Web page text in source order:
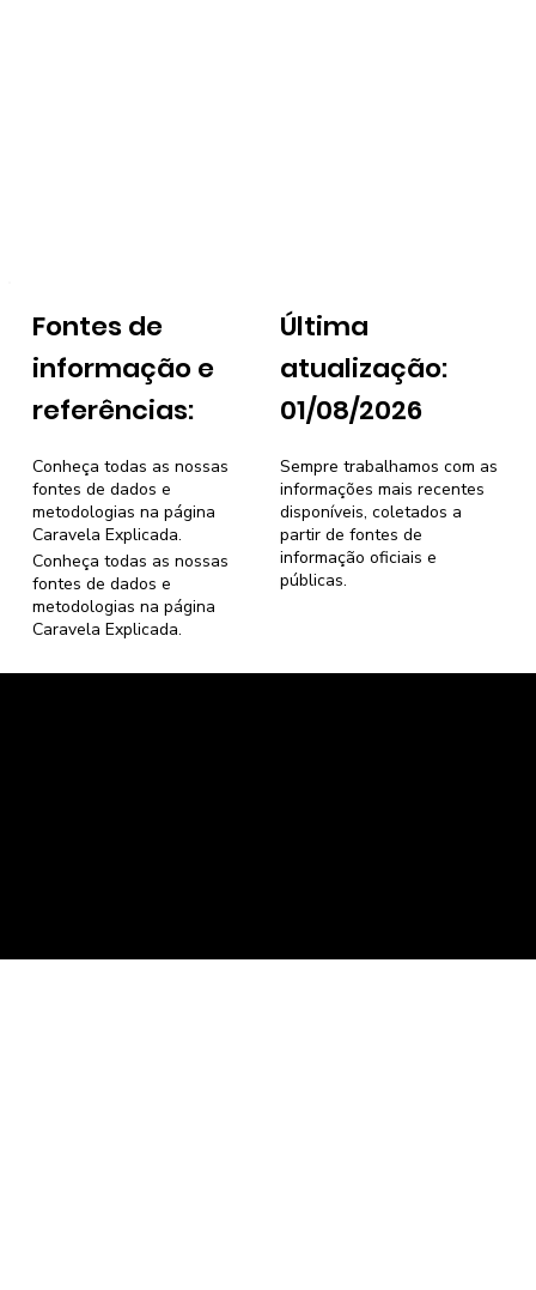
Fontes de
informação e
referências:
Última
atualização:
01/08/2026
Sempre trabalhamos com as
informações mais recentes
disponíveis, coletados a
partir de fontes de
informação oficiais e
públicas.
Conheça todas as nossas
fontes de dados e
metodologias na página
Caravela Explicada.
Conheça todas as nossas
fontes de dados e
metodologias na página
Caravela Explicada.